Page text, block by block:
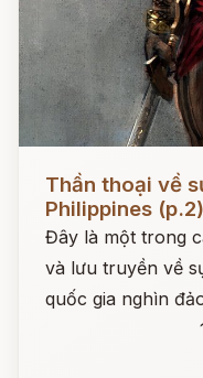
Đọc ngay
Thần thoại về
Philippines (p.2)
Đây là một trong
và lưu truyền về
quốc gia nghìn